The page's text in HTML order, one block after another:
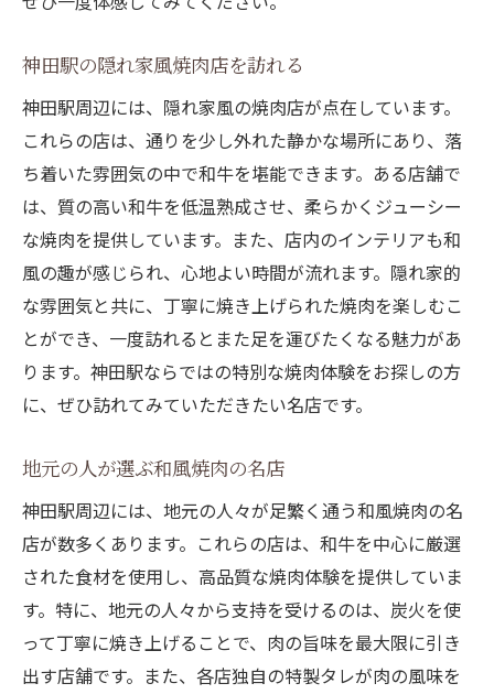
神田駅の隠れ家風焼肉店を訪れる
神田駅周辺には、隠れ家風の焼肉店が点在しています。
これらの店は、通りを少し外れた静かな場所にあり、落
ち着いた雰囲気の中で和牛を堪能できます。ある店舗で
は、質の高い和牛を低温熟成させ、柔らかくジューシー
な焼肉を提供しています。また、店内のインテリアも和
風の趣が感じられ、心地よい時間が流れます。隠れ家的
な雰囲気と共に、丁寧に焼き上げられた焼肉を楽しむこ
とができ、一度訪れるとまた足を運びたくなる魅力があ
ります。神田駅ならではの特別な焼肉体験をお探しの方
に、ぜひ訪れてみていただきたい名店です。
地元の人が選ぶ和風焼肉の名店
神田駅周辺には、地元の人々が足繁く通う和風焼肉の名
店が数多くあります。これらの店は、和牛を中心に厳選
された食材を使用し、高品質な焼肉体験を提供していま
す。特に、地元の人々から支持を受けるのは、炭火を使
って丁寧に焼き上げることで、肉の旨味を最大限に引き
出す店舗です。また、各店独自の特製タレが肉の風味を